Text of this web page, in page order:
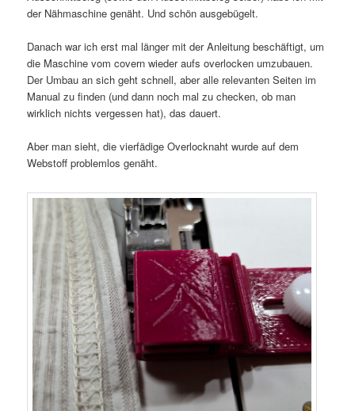
der Nähmaschine genäht. Und schön ausgebügelt.
Danach war ich erst mal länger mit der Anleitung beschäftigt, um
die Maschine vom covern wieder aufs overlocken umzubauen.
Der Umbau an sich geht schnell, aber alle relevanten Seiten im
Manual zu finden (und dann noch mal zu checken, ob man
wirklich nichts vergessen hat), das dauert.
Aber man sieht, die vierfädige Overlocknaht wurde auf dem
Webstoff problemlos genäht.